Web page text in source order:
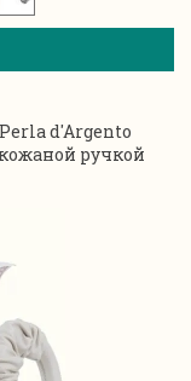
d'Argento
ручкой